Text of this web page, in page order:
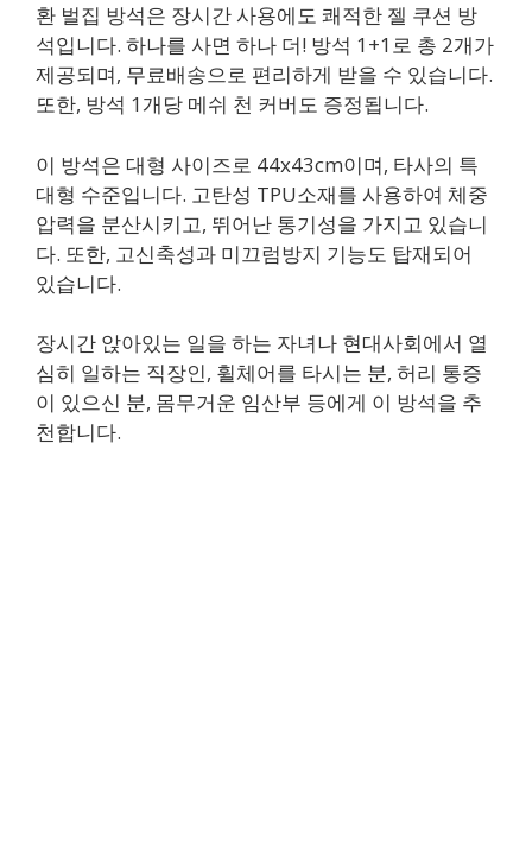
환 벌집 방석은 장시간 사용에도 쾌적한 젤 쿠션 방
석입니다. 하나를 사면 하나 더! 방석 1+1로 총 2개가
제공되며, 무료배송으로 편리하게 받을 수 있습니다.
또한, 방석 1개당 메쉬 천 커버도 증정됩니다.
이 방석은 대형 사이즈로 44x43cm이며, 타사의 특
대형 수준입니다. 고탄성 TPU소재를 사용하여 체중
압력을 분산시키고, 뛰어난 통기성을 가지고 있습니
다. 또한, 고신축성과 미끄럼방지 기능도 탑재되어
있습니다.
장시간 앉아있는 일을 하는 자녀나 현대사회에서 열
심히 일하는 직장인, 휠체어를 타시는 분, 허리 통증
이 있으신 분, 몸무거운 임산부 등에게 이 방석을 추
천합니다.